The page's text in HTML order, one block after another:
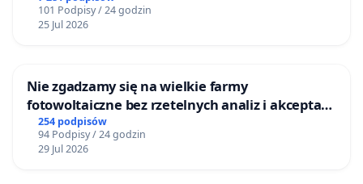
101 Podpisy / 24 godzin
25 Jul 2026
Nie zgadzamy się na wielkie farmy
fotowoltaiczne bez rzetelnych analiz i akceptacji
mieszkańców
254 podpisów
94 Podpisy / 24 godzin
29 Jul 2026